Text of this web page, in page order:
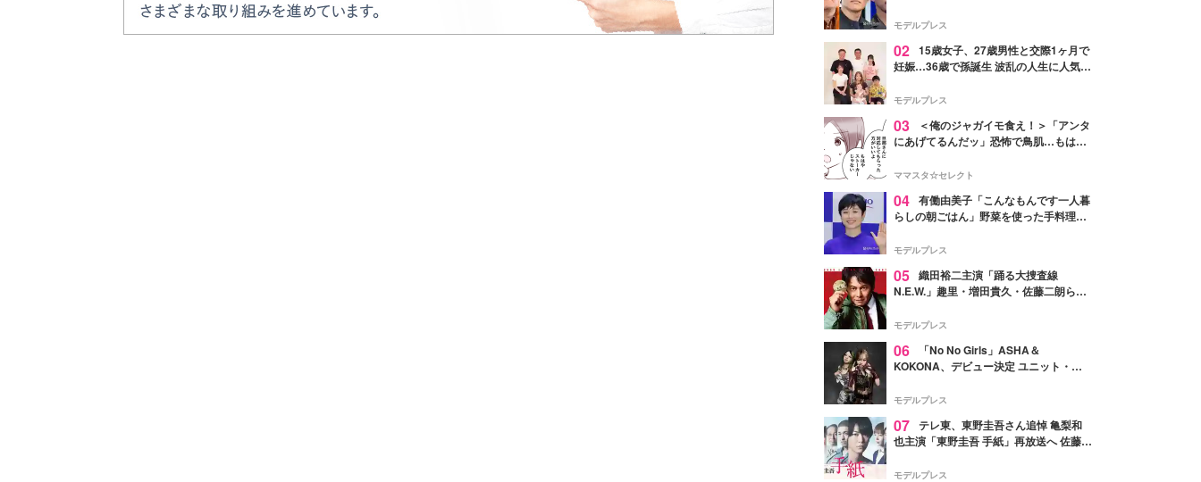
最大の敬意とエールを」
モデルプレス
02 15歳女子、27歳男性と交際1ヶ月で
妊娠…36歳で孫誕生 波乱の人生に人気タ
よ！」
モデルプレス
03
＜俺のジャガイモ食え！＞「アンタ
にあげてるんだッ」恐怖で鳥肌…もはや
ママスタ☆セレクト
04 有働由美子「こんなもんです一人暮
らしの朝ごはん」野菜を使った手料理公
そう」と反響
モデルプレス
05 織田裕二主演「踊る大捜査線
N.E.W.」趣里・増田貴久・佐藤二朗ら新
徴する“謎のキーワード”も
モデルプレス
06
「No No Girls」ASHA＆
KOKONA、デビュー決定 ユニット・
リリースへ
モデルプレス
07 テレ東、東野圭吾さん追悼 亀梨和
也主演「東野圭吾 手紙」再放送へ 佐藤隆
モデルプレス